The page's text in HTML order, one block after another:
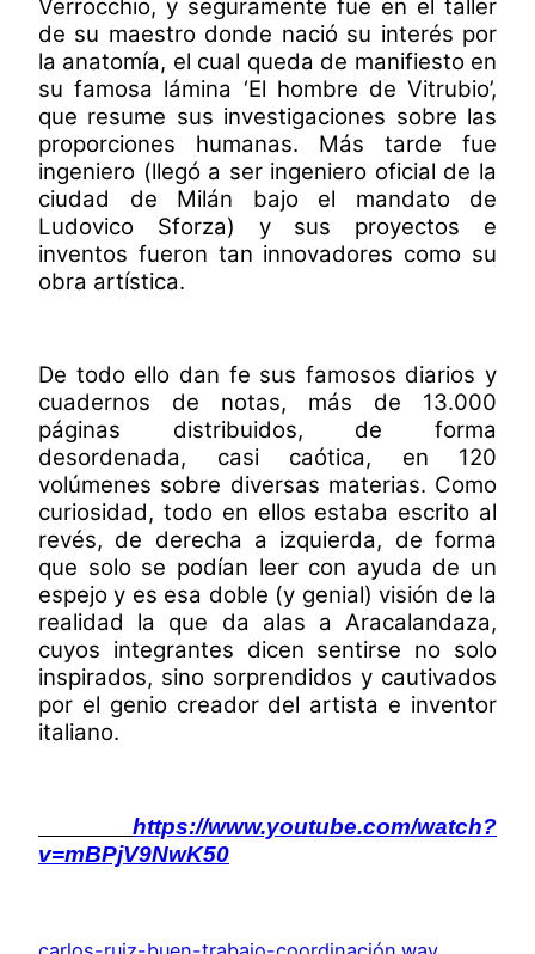
Verrocchio, y seguramente fue en el taller
de su maestro donde nació su interés por
la anatomía, el cual queda de manifiesto en
su famosa lámina ‘El hombre de Vitrubio’,
que resume sus investigaciones sobre las
proporciones humanas. Más tarde fue
ingeniero (llegó a ser ingeniero oficial de la
ciudad de Milán bajo el mandato de
Ludovico Sforza) y sus proyectos e
inventos fueron tan innovadores como su
obra artística.
De todo ello dan fe sus famosos diarios y
cuadernos de notas, más de 13.000
páginas distribuidos, de forma
desordenada, casi caótica, en 120
volúmenes sobre diversas materias. Como
curiosidad, todo en ellos estaba escrito al
revés, de derecha a izquierda, de forma
que solo se podían leer con ayuda de un
espejo y es esa doble (y genial) visión de la
realidad la que da alas a Aracalandaza,
cuyos integrantes dicen sentirse no solo
inspirados, sino sorprendidos y cautivados
por el genio creador del artista e inventor
italiano.
https://www.youtube.com/watch?
v=mBPjV9NwK50